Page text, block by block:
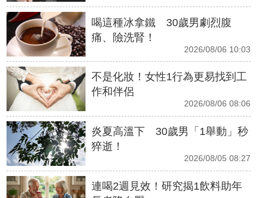
喝這種冰拿鐵 30歲男劇烈腹
痛、險洗腎！
2026/08/06 10:03
不是化妝！女性1行為更易找到工
作和伴侶
2026/08/06 08:06
炎夏高溫下 30歲男「1舉動」秒
猝逝！
2026/08/05 08:27
連喝2週見效！研究揭1飲料助年